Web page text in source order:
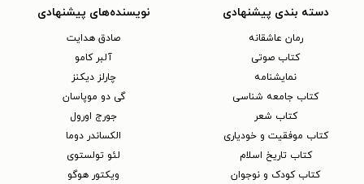
دسته بندی پیشنهادی
رمان عاشقانه
کتاب‌ صوتی
نمایشنامه
کتاب جامعه شناسی
کتاب شعر
کتاب موفقیت و خودیاری
کتاب تاریخ اسلام
کتاب کودک و نوجوان
نویسنده‌های پیشنهادی
صادق هدایت
آلبر کامو
چارلز دیکنز
گی دو موپاسان
جورج اورول
الکساندر دوما
لئو تولستوی
ویکتور هوگو